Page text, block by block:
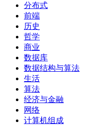
分布式
前端
历史
哲学
商业
数据库
数据结构与算法
生活
算法
经济与金融
网络
计算机组成